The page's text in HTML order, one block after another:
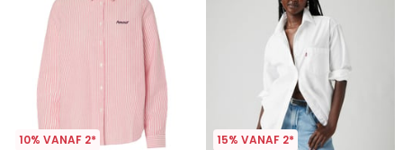
10% VANAF 2* 15% VANAF 2*